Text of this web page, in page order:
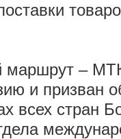
маршрут –
и призван
всех стран